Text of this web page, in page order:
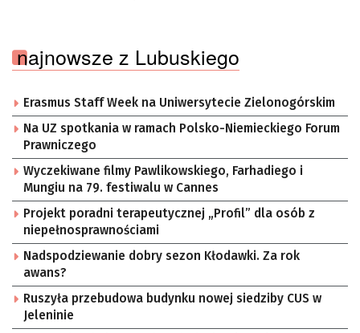
najnowsze z Lubuskiego
Erasmus Staff Week na Uniwersytecie Zielonogórskim
Na UZ spotkania w ramach Polsko-Niemieckiego Forum
Prawniczego
Wyczekiwane filmy Pawlikowskiego, Farhadiego i
Mungiu na 79. festiwalu w Cannes
Projekt poradni terapeutycznej „Profil” dla osób z
niepełnosprawnościami
Nadspodziewanie dobry sezon Kłodawki. Za rok
awans?
Ruszyła przebudowa budynku nowej siedziby CUS w
Jeleninie